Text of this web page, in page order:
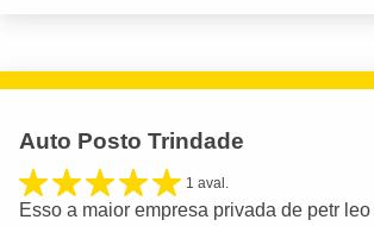
Auto Posto Trindade
1 aval.
Esso a maior empresa privada de petr